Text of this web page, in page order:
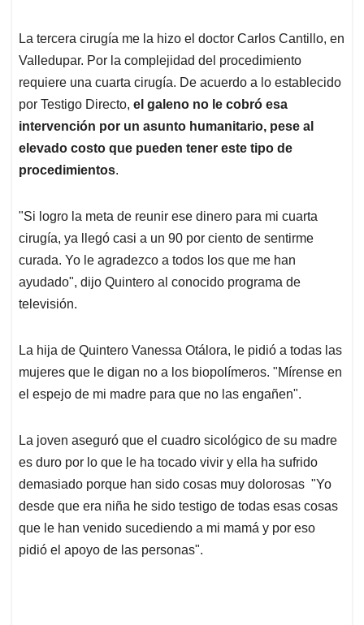
La tercera cirugía me la hizo el doctor Carlos Cantillo, en
Valledupar. Por la complejidad del procedimiento
requiere una cuarta cirugía. De acuerdo a lo establecido
por Testigo Directo, el galeno no le cobró esa
intervención por un asunto humanitario, pese al
elevado costo que pueden tener este tipo de
procedimientos.
"Si logro la meta de reunir ese dinero para mi cuarta
cirugía, ya llegó casi a un 90 por ciento de sentirme
curada. Yo le agradezco a todos los que me han
ayudado", dijo Quintero al conocido programa de
televisión.
La hija de Quintero Vanessa Otálora, le pidió a todas las
mujeres que le digan no a los biopolímeros. "Mírense en
el espejo de mi madre para que no las engañen".
La joven aseguró que el cuadro sicológico de su madre
es duro por lo que le ha tocado vivir y ella ha sufrido
demasiado porque han sido cosas muy dolorosas "Yo
desde que era niña he sido testigo de todas esas cosas
que le han venido sucediendo a mi mamá y por eso
pidió el apoyo de las personas".